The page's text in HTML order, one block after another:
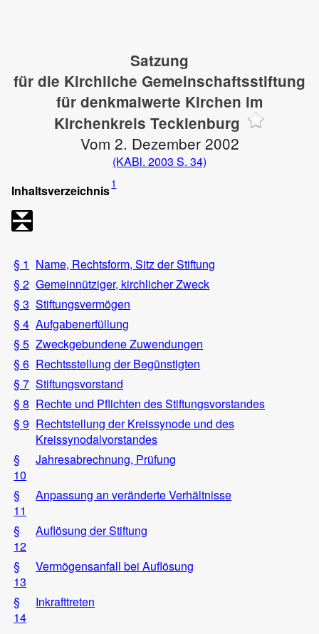
Satzung
für die Kirchliche Gemeinschaftsstiftung
für denkmalwerte Kirchen im
Kirchenkreis Tecklenburg
Vom 2. Dezember 2002
(KABl. 2003 S. 34)
Inhaltsverzeichnis1
§ 1 Name, Rechtsform, Sitz der Stiftung
§ 2 Gemeinnütziger, kirchlicher Zweck
§ 3 Stiftungsvermögen
§ 4 Aufgabenerfüllung
§ 5 Zweckgebundene Zuwendungen
§ 6 Rechtsstellung der Begünstigten
§ 7 Stiftungsvorstand
§ 8 Rechte und Pflichten des Stiftungsvorstandes
§ 9 Rechtstellung der Kreissynode und des
Kreissynodalvorstandes
§
10
Jahresabrechnung, Prüfung
§
11
Anpassung an veränderte Verhältnisse
§
12
Auflösung der Stiftung
§
13
Vermögensanfall bei Auflösung
§
14
Inkrafttreten